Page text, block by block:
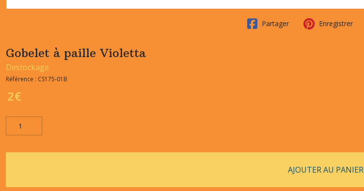
Partager Enregistrer
Gobelet à paille Violetta
Destockage
Référence : CS175-01B
2€
AJOUTER AU PANIER